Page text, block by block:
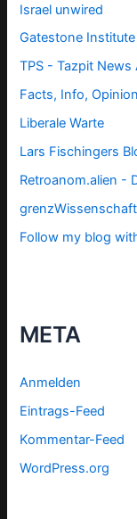
Israel unwired
Gatestone Institute
TPS -Tazpit News
Facts, Info,
Liberale Warte
Lars Fischingers
Retroanom.alien -
Follow my blog
META
Anmelden
Eintrags-Feed
Kommentar-Feed
WordPress.org